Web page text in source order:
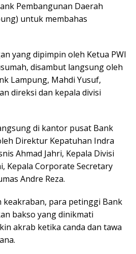
Pembangunan Daerah
untuk membahas
yang dipimpin oleh Ketua PWI
disambut langsung oleh
Lampung, Mahdi Yusuf,
direksi dan kepala divisi
di kantor pusat Bank
Direktur Kepatuhan Indra
Ahmad Jahri, Kepala Divisi
Kepala Corporate Secretary
Andre Reza.
keakraban, para petinggi Bank
bakso yang dinikmati
akrab ketika canda dan tawa